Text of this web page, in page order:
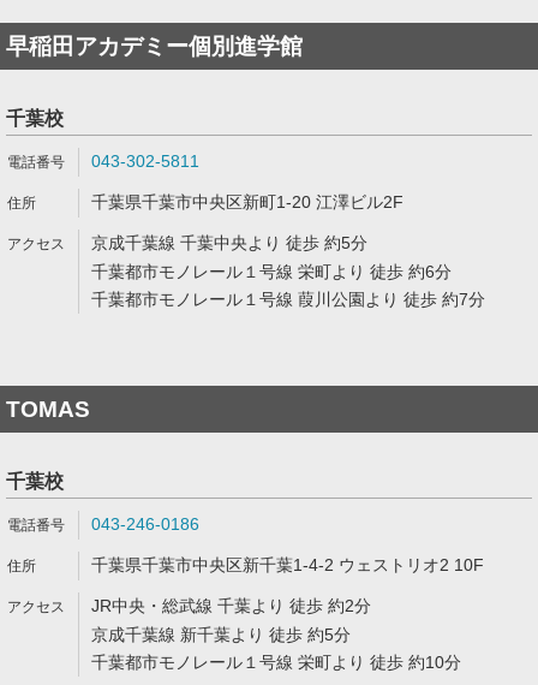
早稲田アカデミー個別進学館
千葉校
043-302-5811
千葉県千葉市中央区新町1-20 江澤ビル2F
京成千葉線 千葉中央より 徒歩 約5分
千葉都市モノレール１号線 栄町より 徒歩 約6分
千葉都市モノレール１号線 葭川公園より 徒歩 約7分
TOMAS
千葉校
043-246-0186
千葉県千葉市中央区新千葉1-4-2 ウェストリオ2 10F
JR中央・総武線 千葉より 徒歩 約2分
京成千葉線 新千葉より 徒歩 約5分
千葉都市モノレール１号線 栄町より 徒歩 約10分